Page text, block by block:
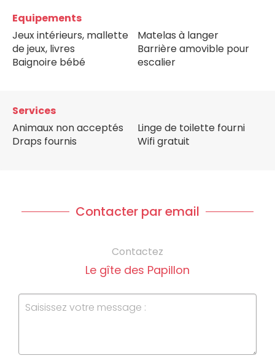
Equipements
Jeux intérieurs, mallette
de jeux, livres
Baignoire bébé
Matelas à langer
Barrière amovible pour
escalier
Services
Animaux non acceptés
Draps fournis
Linge de toilette fourni
Wifi gratuit
Contacter par email
Contactez
Le gîte des Papillon